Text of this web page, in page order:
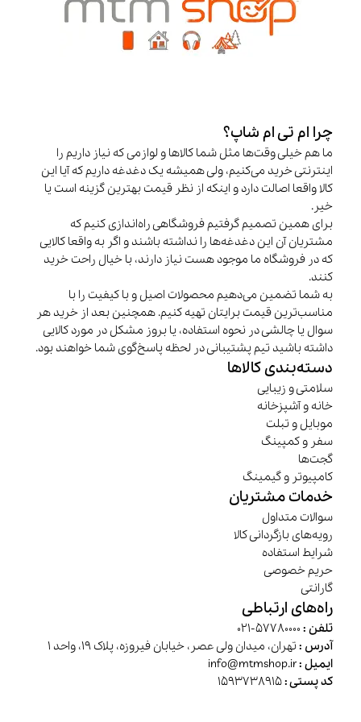
چرا ام تی ام شاپ؟
ما هم خیلی وقت‌ها مثل شما کالاها و لوازمی که نیاز داریم را
اینترنتی خرید می‌کنیم، ولی همیشه یک دغدغه داریم که آیا این
کالا واقعا اصالت دارد و اینکه از نظر قیمت بهترین گزینه است یا
خیر.
برای همین تصمیم گرفتیم فروشگاهی راه‌اندازی کنیم که
مشتریان آن این دغدغه‌ها را نداشته باشند و اگر به واقعا کالایی
که در فروشگاه ما موجود هست نیاز دارند، با خیال راحت خرید
کنند.
به شما تضمین می‌دهیم محصولات اصیل و با کیفیت را با
مناسب‌ترین قیمت برایتان تهیه کنیم. همچنین بعد از خرید هر
سوال یا چالشی در نحوه استفاده، یا بروز مشکل در مورد کالایی
داشته باشید تیم پشتیبانی در لحظه پاسخ‌گوی شما خواهند بود.
دسته‌بندی کالاها
سلامتی و زیبایی
خانه و آشپزخانه
موبایل و تبلت
سفر و کمپینگ
گجت‌ها
کامپیوتر و گیمینگ
خدمات مشتریان
سوالات متداول
رویه‌های بازگردانی کالا
شرایط استفاده
حریم خصوصی
گارانتی
راه‌های ارتباطی
تلفن :
آدرس :تهران، میدان ولی عصر، خیابان فیروزه، پلاک 19، واحد 1
ایمیل :
کد پستی :